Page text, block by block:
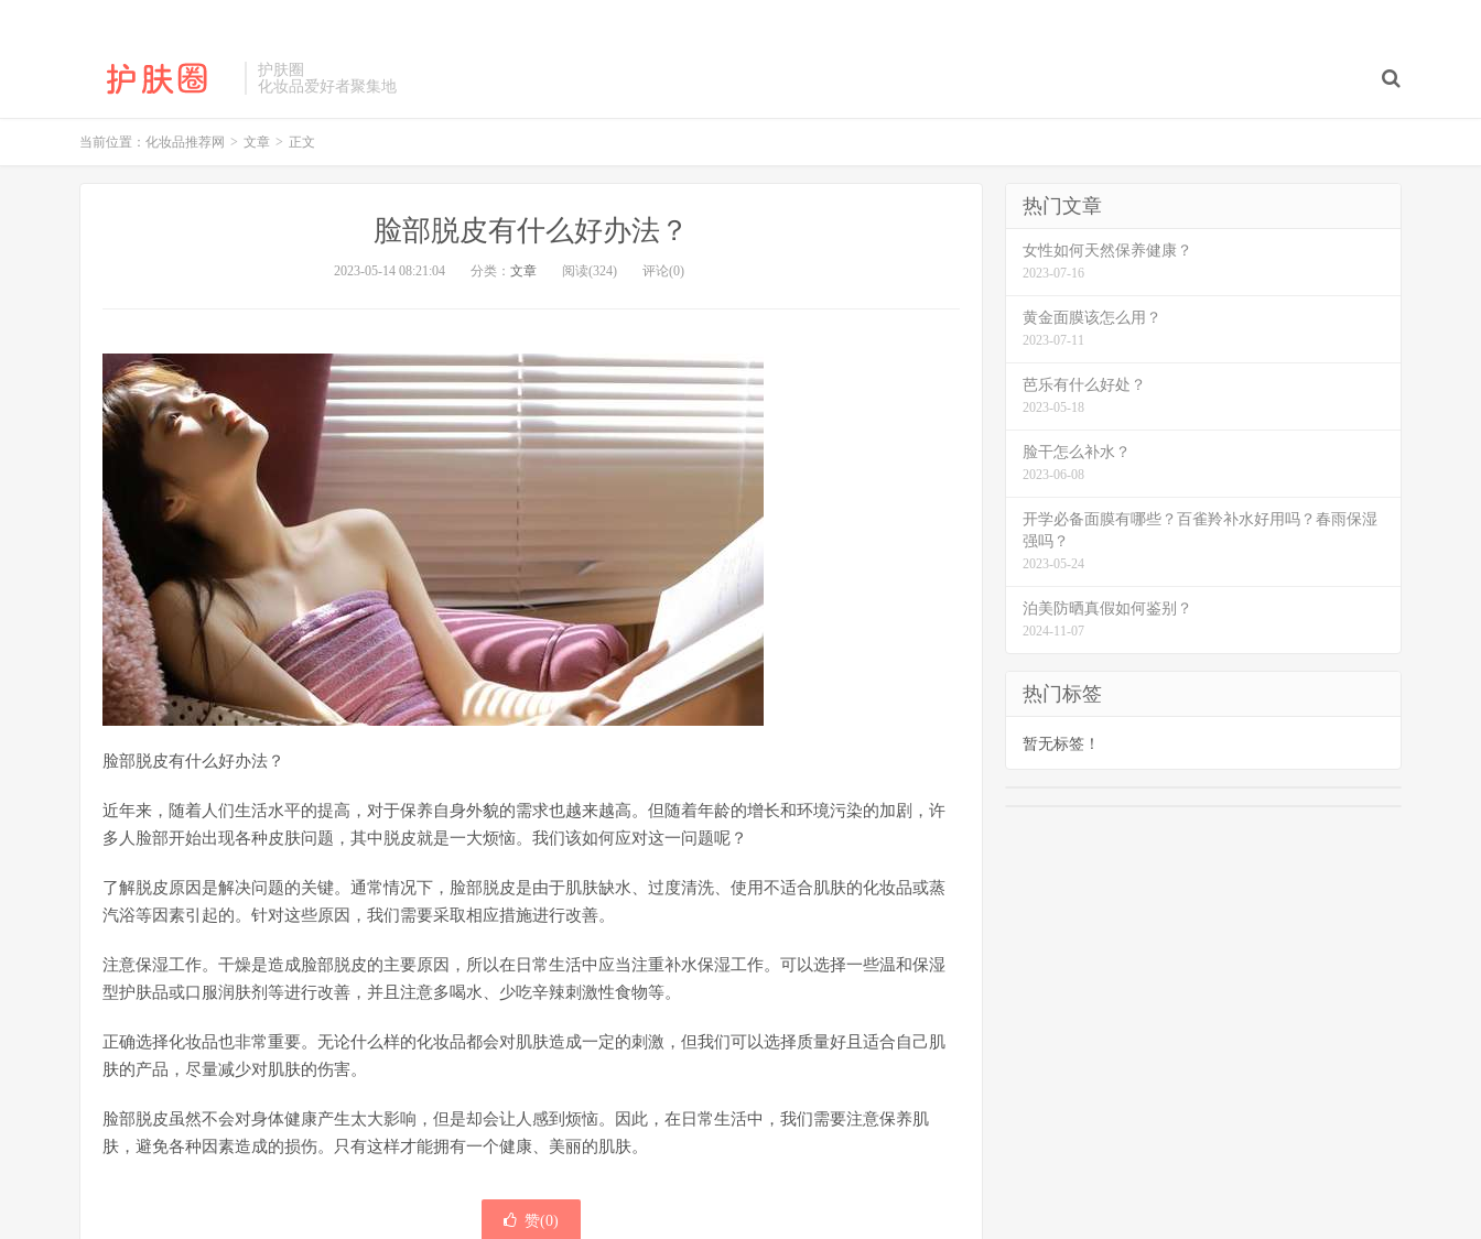
护肤圈
化妆品爱好者聚集地
当前位置： 化妆品推荐网 > 文章 > 正文
脸部脱皮有什么好办法？
2023-05-14 08:21:04 分类： 文章 阅读(324) 评论(0)
脸部脱皮有什么好办法？
近年来，随着人们生活水平的提高，对于保养自身外貌的需求也越来越高。但随着年龄的增长和环境污染的加剧，许
多人脸部开始出现各种皮肤问题，其中脱皮就是一大烦恼。我们该如何应对这一问题呢？
了解脱皮原因是解决问题的关键。通常情况下，脸部脱皮是由于肌肤缺水、过度清洗、使用不适合肌肤的化妆品或蒸
汽浴等因素引起的。针对这些原因，我们需要采取相应措施进行改善。
注意保湿工作。干燥是造成脸部脱皮的主要原因，所以在日常生活中应当注重补水保湿工作。可以选择一些温和保湿
型护肤品或口服润肤剂等进行改善，并且注意多喝水、少吃辛辣刺激性食物等。
正确选择化妆品也非常重要。无论什么样的化妆品都会对肌肤造成一定的刺激，但我们可以选择质量好且适合自己肌
肤的产品，尽量减少对肌肤的伤害。
脸部脱皮虽然不会对身体健康产生太大影响，但是却会让人感到烦恼。因此，在日常生活中，我们需要注意保养肌
肤，避免各种因素造成的损伤。只有这样才能拥有一个健康、美丽的肌肤。
赞(0)
热门文章
女性如何天然保养健康？
2023-07-16
黄金面膜该怎么用？
2023-07-11
芭乐有什么好处？
2023-05-18
脸干怎么补水？
2023-06-08
开学必备面膜有哪些？百雀羚补水好用吗？春雨保湿
强吗？
2023-05-24
泊美防晒真假如何鉴别？
2024-11-07
热门标签
暂无标签！